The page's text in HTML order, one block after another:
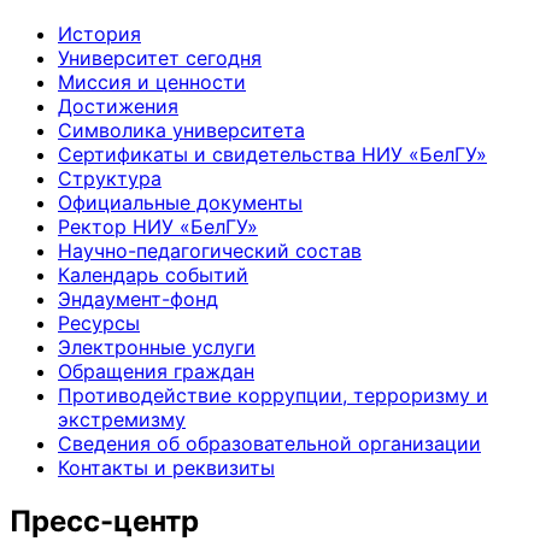
История
Университет сегодня
Миссия и ценности
Достижения
Символика университета
Сертификаты и свидетельства НИУ «БелГУ»
Структура
Официальные документы
Ректор НИУ «БелГУ»
Научно-педагогический состав
Календарь событий
Эндаумент-фонд
Ресурсы
Электронные услуги
Обращения граждан
Противодействие коррупции, терроризму и
экстремизму
Сведения об образовательной организации
Контакты и реквизиты
Пресс-центр